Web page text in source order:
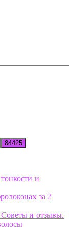
и
за 2
Советы и отзывы.